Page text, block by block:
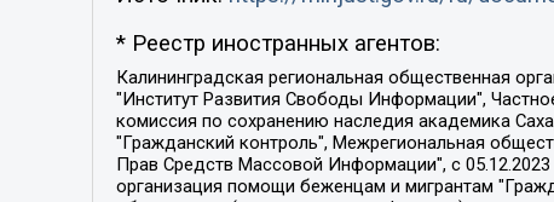
* Реестр иностранных агентов:
Калининградская региональная общественная организация "Экозащита!-Женсовет", Фонд содействия защите прав и свобод граждан "Общественный вердикт", Фонд "Институт Развития Свободы Информации", Частное учреждение "Информационное агентство МЕМО. РУ", Региональная общественная организация "Общественная комиссия по сохранению наследия академика Сахарова", Фонд поддержки свободы прессы, Санкт-Петербургская общественная правозащитная организация "Гражданский контроль", Межрегиональная общественная организация "Информационно-просветительский центр "Мемориал", Региональный Фонд "Центр Защиты Прав Средств Массовой Информации", с 05.12.2023 Фонд "Центр Защиты Прав Средств массовой информации", Региональная общественная благотворительная организация помощи беженцам и мигрантам "Гражданское содействие", Негосударственное образовательное учреждение дополнительного профессионального образования (повышение квалификации) специалистов "АКАДЕМИЯ ПО ПРАВАМ ЧЕЛОВЕКА", Свердловская региональная общественная организация "Сутяжник", Автономная некоммерческая организация "Центр независимых социологических исследований", Союз общественных объединений "Российский исследовательский центр по правам человека", Региональное общественное учреждение научно-информационный центр "МЕМОРИАЛ", Некоммерческая организация "Фонд защиты гласности", Автономная некоммерческая организация "Институт прав человека", Городская общественная организация "Екатеринбургское общество "МЕМОРИАЛ", Городская общественная организация "Рязанское историко-просветительское и правозащитное общество "Мемориал" (Рязанский Мемориал), Челябинский региональный орган общественной самодеятельности – женское общественное объединение "Женщины Евразии", Челябинский региональный орган общественной самодеятельности "Уральская правозащитная группа", Фонд содействия защите здоровья и социальной справедливости имени Андрея Рылькова, Автономная Некоммерческая Организация "Аналитический Центр Юрия Левады", Автономная некоммерческая организация социальной поддержки населения "Проект Апрель", Региональная общественная организация помощи женщинам и детям, находящимся в кризисной ситуации "Информационно-методический центр "Анна", Фонд содействия развитию массовых коммуникаций и правовому просвещению "Так-так-Так", Фонд содействия устойчивому развитию "Серебряная тайга", Свердловский региональный общественный фонд социальных проектов "Новое время", "Idel.Реалии", Кавказ.Реалии, Крым.Реалии, Телеканал Настоящее Время, Татаро-башкирская служба Радио Свобода (Azatliq Radiosi), Радио Свободная Европа/Радио Свобода (PCE/PC), "Сибирь.Реалии", "Фактограф", Благотворительный фонд помощи осужденным и их семьям, Автономная некоммерческая организация "Институт глобализации и социальных движений", Фонд "В защиту прав заключенных", Частное учреждение "Центр поддержки и содействия развитию средств массовой информации", Пензенский региональный общественный благотворительный фонд "Гражданский союз", "Север.Реалии", Некоммерческая